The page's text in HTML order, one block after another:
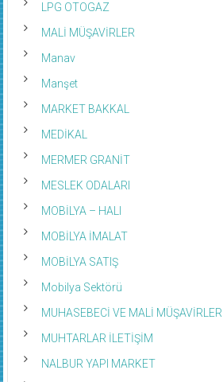
LPG OTOGAZ
MALİ MÜŞAVİRLER
Manav
Manşet
MARKET BAKKAL
MEDİKAL
MERMER GRANİT
MESLEK ODALARI
MOBİLYA – HALI
MOBİLYA İMALAT
MOBİLYA SATIŞ
Mobilya Sektörü
MUHASEBECİ VE MALİ MÜŞAVİRLER
MUHTARLAR İLETİŞİM
NALBUR YAPI MARKET